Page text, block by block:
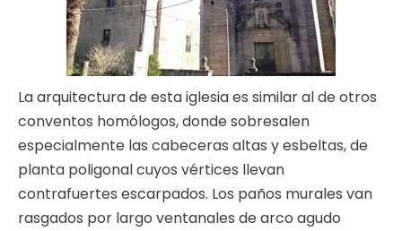
La arquitectura de esta iglesia es similar al de otros
conventos homólogos, donde sobresalen
especialmente las cabeceras altas y esbeltas, de
planta poligonal cuyos vértices llevan
contrafuertes escarpados. Los paños murales van
rasgados por largo ventanales de arco agudo